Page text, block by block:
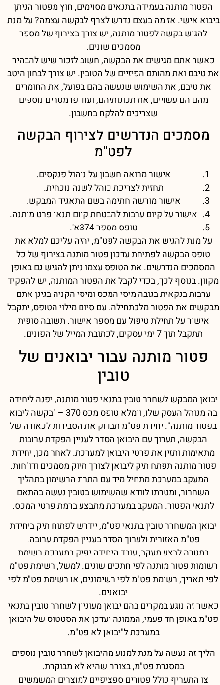
הפטור מותנה בעמידה בתנאים מסוימים, חוץ מפטור הניתן
ביבוא אישי. אז מה בעצם נדרש לצרף לבקשה עצמה? על מנת
להגיש בקשה לפטור מותנה, יש צורך בצירוף של מספר
מסמכים שונים.
כאשר אתם מגישים את הבקשה, חשוב לזכור שיש להבהיר
את טיבם ואת מהותם הפיזיים של הטובין. יש צורך לבחון היטב
את טיבם, את השימוש שנעשה בהם בפועל, את החומרים
מהם הם עשויים, את תכונותיהם, ועוד פרמטרים נוספים
שצריכים להלקח בחשבון.
מסמכים הנדרשים לצירוף הבקשה
לפט"מ
אישור מרואה חשבון על ניהול פנקסים.
תחזית לצריכת כוהל לשנה נוכחית.
אישור מורשה חתימה בשם התאגיד המבקש.
אישור על קיום ערבות להבטחת קיום תנאי פרט מותנה.
טופס מספר 374א'.
על מנת להגיש את הבקשה לפט"מ, יהיה עליכם למלא את
טופס הבקשה לפתיחת עדכון פטור מותנה בצירוף של כל
המסמכים הנדרשים. את הטופס עצמו ניתן להגיש גם באופן
מקוון. בנוסף לכך, בכדי לקבל את הפטור המותנה, יש להפקיד
ערבות בנקאית בגובה מיסי המכס ומיסי הקניה בגינן אתם
מבקשים את הפטור מלכתחילה. עם סיום מילוי הטופס, יתקבל
אישור על תחילת טיפול עם מספר אישור. תשובה סופית
תתקבל תוך 7 ימי עסקים, לכתובת המייל של הפונים.
פטור מותנה עבור יבואנים של
טובין
יבואן המבקש לשחרר טובין בתנאי פטור מותנה, יפנה ליחידה
בה מנוהל העסק שלו, וימלא טופס מכס 370 – "בקשה ליבוא
בפטור מותנה". יחידת פט"מ תבדוק את הסבירות לכאורה של
הבקשה, תערוך עם היבואן הסדר לעניין הפקדת ערובות
מתאימות ותזין את פרטי היבואן למערכת. לאחר מכן, יחידת
פטור מותנה תפתח תיק ליבואן לצורך תיוק מסמכים ודו"חות.
המעקב במערכת מתחיל מיד עם התרת הרשימון בתהליך
השחרור, ומטרתו לוודא שהשימוש בטובין נעשה בהתאם
לתנאי הפטור. המעקב במערכת מתבצע ברמת פרטי המכס.
יבואן המשחרר טובין בתנאי פט"מ, יידרש לפתוח תיק ביחידת
פט"מ האזורית ולערוך הסדר בעניין הפקדת ערובה.
במטרה לבצע מעקב, עובד היחידה יפיק במערכת רשימת
רשומות פטור מותנה לפי חתכים שונים. למשל, רשימת פט"מ
לפי תאריך, רשימת פט"מ לפי רשימונים, או רשימת פט"מ לפי
יבואנים.
כאשר זה נוגע במקרים בהם יבואן מעוניין לשחרר טובין בתנאי
פט"מ באופן חד פעמי, הממונה יעדכן את הסטטוס של היבואן
במערכת ל"יבואן לא פט"מ.
הליך זה נעשה על מנת למנוע מהיבואן לשחרר טובין נוספים
במסגרת פט"מ, בצורה שהיא לא מבוקרת.
צו התעריף כולל פטורים ספציפיים למוצרים המשמשים